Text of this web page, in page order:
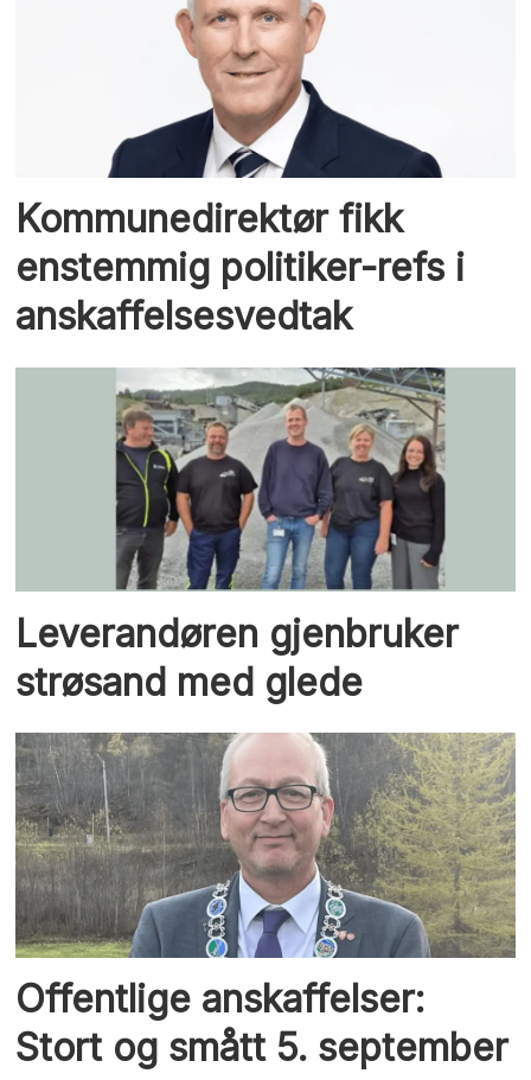
Kommunedirektør fikk
enstemmig politiker-refs i
anskaffelsesvedtak
Leverandøren gjenbruker
strøsand med glede
Offentlige anskaffelser:
Stort og smått 5. september